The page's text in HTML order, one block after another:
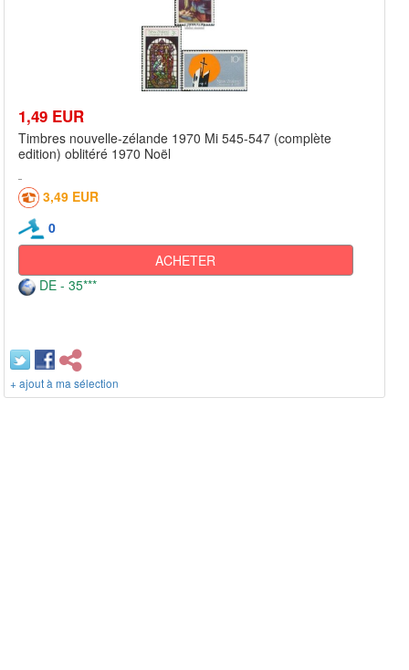
1,49 EUR
Timbres nouvelle-zélande 1970 Mi 545-547 (complète
edition) oblitéré 1970 Noël
3,49 EUR
0
ACHETER
DE - 35***
+ ajout à ma sélection